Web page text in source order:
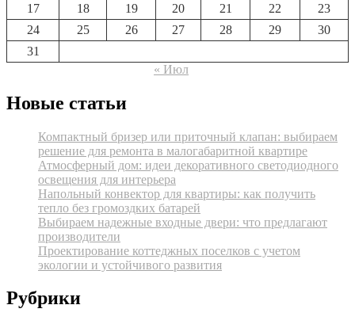
17
18 19 20 21 22
23
24
25 26 27 28 29
30
31
« Июл
Новые статьи
Компактный бризер или приточный клапан: выбираем
решение для ремонта в малогабаритной квартире
Атмосферный дом: идеи декоративного светодиодного
освещения для интерьера
Напольный конвектор для квартиры: как получить
тепло без громоздких батарей
Выбираем надежные входные двери: что предлагают
производители
Проектирование коттеджных поселков с учетом
экологии и устойчивого развития
Рубрики